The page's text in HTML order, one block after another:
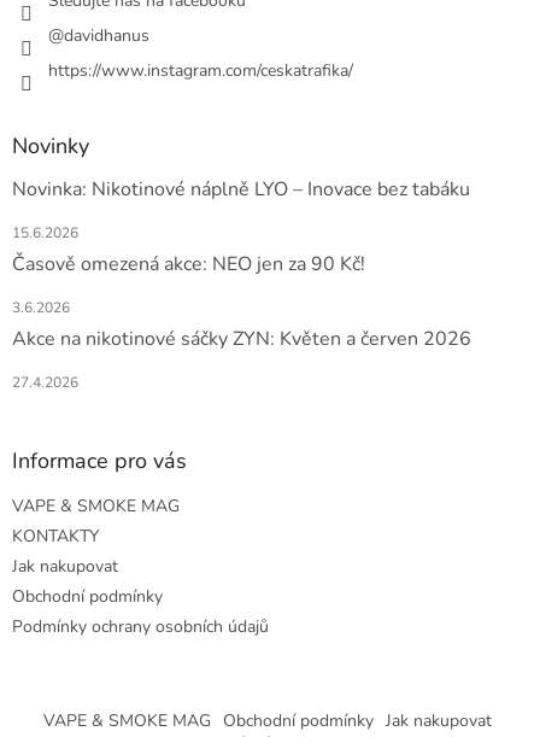
@davidhanus
https://www.instagram.com/ceskatrafika/
Novinky
Novinka: Nikotinové náplně LYO – Inovace bez tabáku
15.6.2026
Časově omezená akce: NEO jen za 90 Kč!
3.6.2026
Akce na nikotinové sáčky ZYN: Květen a červen 2026
27.4.2026
Informace pro vás
VAPE & SMOKE MAG
KONTAKTY
Jak nakupovat
Obchodní podmínky
Podmínky ochrany osobních údajů
VAPE & SMOKE MAG Obchodní podmínky Jak nakupovat